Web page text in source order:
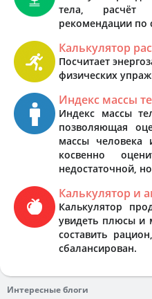
тела, расчёт
рекомендации по
Калькулятор
Посчитает
физических
Индекс массы
Индекс массы
позволяющая
массы
косвенно
недостаточной,
Калькулятор и
Калькулятор
увидеть плюсы и
составить
сбалансирован.
Интересные блоги